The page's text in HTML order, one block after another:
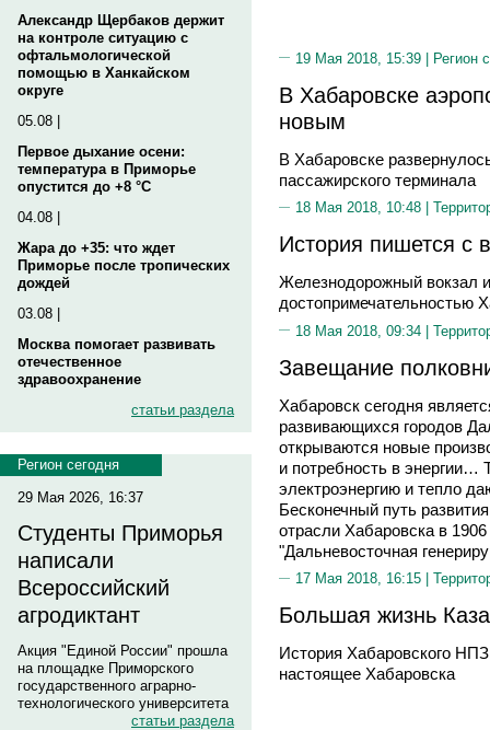
Александр Щербаков держит
на контроле ситуацию с
офтальмологической
помощью в Ханкайском
округе
05.08 |
Первое дыхание осени:
температура в Приморье
опустится до +8 °C
04.08 |
Жара до +35: что ждет
Приморье после тропических
дождей
03.08 |
Москва помогает развивать
отечественное
здравоохранение
статьи раздела
Регион сегодня
29 Мая 2026, 16:37
Студенты Приморья
написали
Всероссийский
агродиктант
Акция "Единой России" прошла
на площадке Приморского
государственного аграрно-
технологического университета
статьи раздела
19 Мая 2018, 15:39 | Регион
В Хабаровске
новым
В Хабаровске
пассажирского терминала
18 Мая 2018, 10:48 |
История пишется с
Железнодорожный вокзал
достопримечательностью
18 Мая 2018, 09:34 |
Завещание
Хабаровск сегодня
развивающихся городов
открываются новые
и потребность в энергии…
электроэнергию и тепло
Бесконечный путь
отрасли Хабаровска в
"Дальневосточная
17 Мая 2018, 16:15 |
Большая жизнь
История Хабаровского
настоящее Хабаровска